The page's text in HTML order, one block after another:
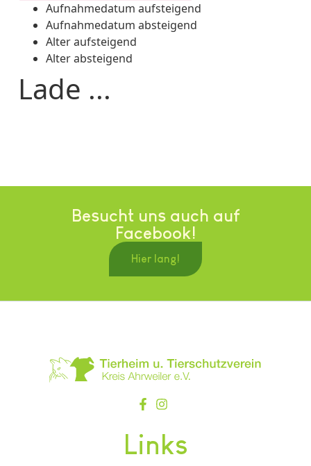
Aufnahmedatum aufsteigend
Aufnahmedatum absteigend
Alter aufsteigend
Alter absteigend
Lade ...
Besucht uns auch auf
Facebook!
Hier lang!
Links